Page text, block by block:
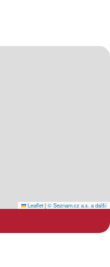
Leaflet|© Seznam.cz a.s. a další